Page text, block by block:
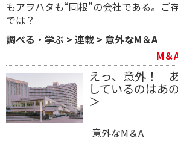
もアヲハタも“同根”の会社である。ご
では？
調べる・学ぶ > 連載 > 意外なM＆A
M＆
えっ、意外！
しているのはあ
＞
意外なM＆A